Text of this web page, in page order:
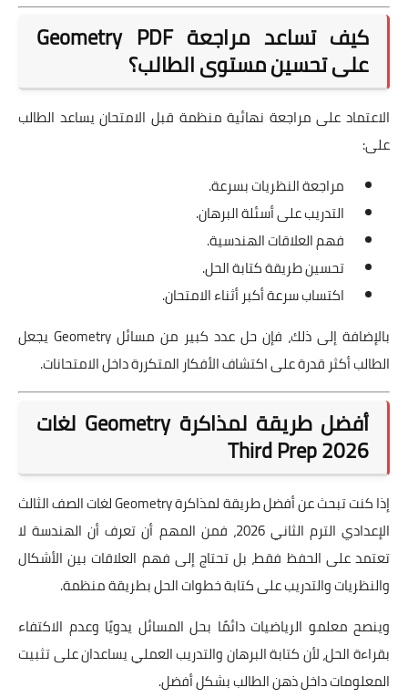
كيف تساعد مراجعة Geometry PDF
على تحسين مستوى الطالب؟
الاعتماد على مراجعة نهائية منظمة قبل الامتحان يساعد الطالب
على:
مراجعة النظريات بسرعة.
التدريب على أسئلة البرهان.
فهم العلاقات الهندسية.
تحسين طريقة كتابة الحل.
اكتساب سرعة أكبر أثناء الامتحان.
بالإضافة إلى ذلك، فإن حل عدد كبير من مسائل Geometry يجعل
الطالب أكثر قدرة على اكتشاف الأفكار المتكررة داخل الامتحانات.
أفضل طريقة لمذاكرة Geometry لغات
Third Prep 2026
إذا كنت تبحث عن أفضل طريقة لمذاكرة Geometry لغات الصف الثالث
الإعدادي الترم الثاني 2026، فمن المهم أن تعرف أن الهندسة لا
تعتمد على الحفظ فقط، بل تحتاج إلى فهم العلاقات بين الأشكال
والنظريات والتدريب على كتابة خطوات الحل بطريقة منظمة.
وينصح معلمو الرياضيات دائمًا بحل المسائل يدويًا وعدم الاكتفاء
بقراءة الحل، لأن كتابة البرهان والتدريب العملي يساعدان على تثبيت
المعلومات داخل ذهن الطالب بشكل أفضل.